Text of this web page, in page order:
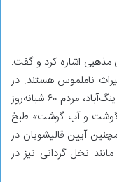
مذهبی اشاره کرد و گفت:
ناملموس هستند. در
برخی مناطق شرق اصفهان مانند نیک‌آباد و یا ینگ‌آباد، مردم ۶۰ شبانه‌روز
«گوشت و آب گوشت» طبخ
آیین قالیشویان در
نخل گردانی نیز در